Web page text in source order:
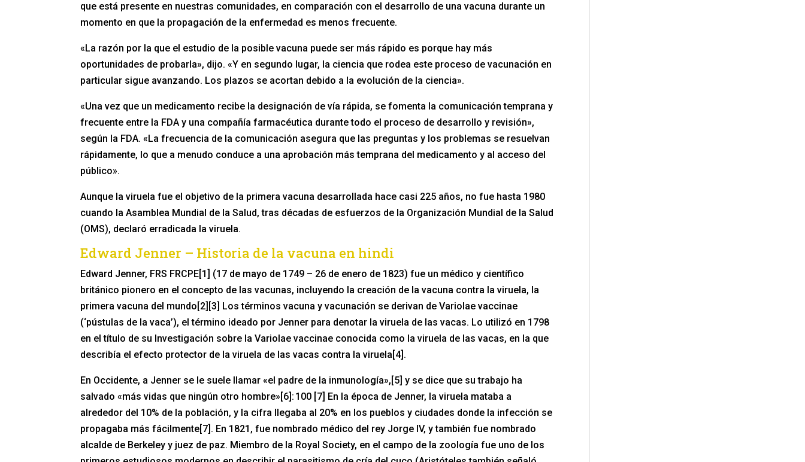
que está presente en nuestras comunidades, en comparación con el desarrollo de una vacuna durante un
momento en que la propagación de la enfermedad es menos frecuente.
«La razón por la que el estudio de la posible vacuna puede ser más rápido es porque hay más
oportunidades de probarla», dijo. «Y en segundo lugar, la ciencia que rodea este proceso de vacunación en
particular sigue avanzando. Los plazos se acortan debido a la evolución de la ciencia».
«Una vez que un medicamento recibe la designación de vía rápida, se fomenta la comunicación temprana y
frecuente entre la FDA y una compañía farmacéutica durante todo el proceso de desarrollo y revisión»,
según la FDA. «La frecuencia de la comunicación asegura que las preguntas y los problemas se resuelvan
rápidamente, lo que a menudo conduce a una aprobación más temprana del medicamento y al acceso del
público».
Aunque la viruela fue el objetivo de la primera vacuna desarrollada hace casi 225 años, no fue hasta 1980
cuando la Asamblea Mundial de la Salud, tras décadas de esfuerzos de la Organización Mundial de la Salud
(OMS), declaró erradicada la viruela.
Edward Jenner – Historia de la vacuna en hindi
Edward Jenner, FRS FRCPE[1] (17 de mayo de 1749 – 26 de enero de 1823) fue un médico y científico
británico pionero en el concepto de las vacunas, incluyendo la creación de la vacuna contra la viruela, la
primera vacuna del mundo[2][3] Los términos vacuna y vacunación se derivan de Variolae vaccinae
(‘pústulas de la vaca’), el término ideado por Jenner para denotar la viruela de las vacas. Lo utilizó en 1798
en el título de su Investigación sobre la Variolae vaccinae conocida como la viruela de las vacas, en la que
describía el efecto protector de la viruela de las vacas contra la viruela[4].
En Occidente, a Jenner se le suele llamar «el padre de la inmunología»,[5] y se dice que su trabajo ha
salvado «más vidas que ningún otro hombre»[6]: 100 [7] En la época de Jenner, la viruela mataba a
alrededor del 10% de la población, y la cifra llegaba al 20% en los pueblos y ciudades donde la infección se
propagaba más fácilmente[7]. En 1821, fue nombrado médico del rey Jorge IV, y también fue nombrado
alcalde de Berkeley y juez de paz. Miembro de la Royal Society, en el campo de la zoología fue uno de los